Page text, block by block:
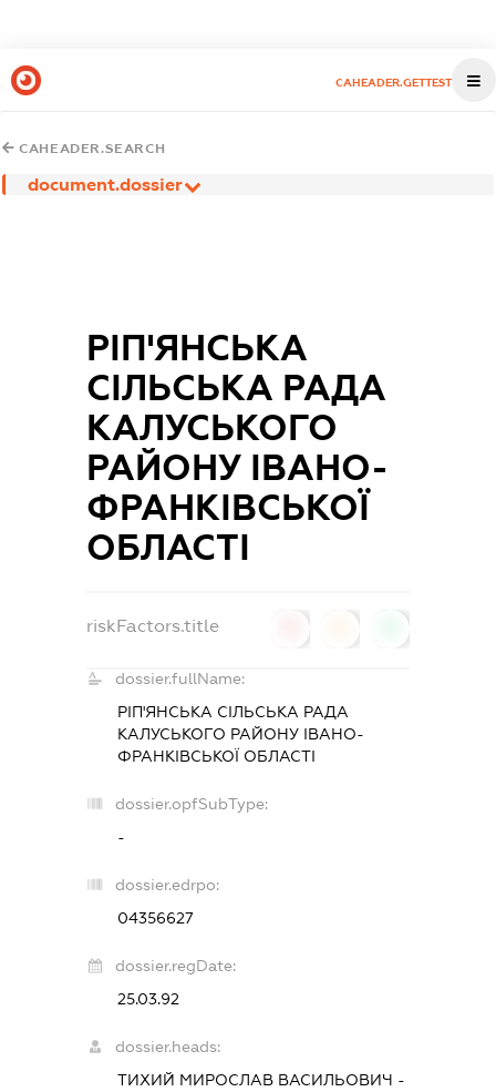
CAHEADER.GETTEST
CAHEADER.SEARCH
document.dossier
РІП'ЯНСЬКА
СІЛЬСЬКА РАДА
КАЛУСЬКОГО
РАЙОНУ ІВАНО-
ФРАНКІВСЬКОЇ
ОБЛАСТІ
riskFactors.title
dossier.fullName:
РІП'ЯНСЬКА СІЛЬСЬКА РАДА
КАЛУСЬКОГО РАЙОНУ ІВАНО-
ФРАНКІВСЬКОЇ ОБЛАСТІ
dossier.opfSubType:
-
dossier.edrpo:
04356627
dossier.regDate:
25.03.92
dossier.heads:
ТИХИЙ МИРОСЛАВ ВАСИЛЬОВИЧ -